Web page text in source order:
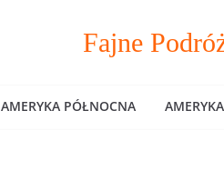
Fajne
AMERYKA PÓŁNOCNA